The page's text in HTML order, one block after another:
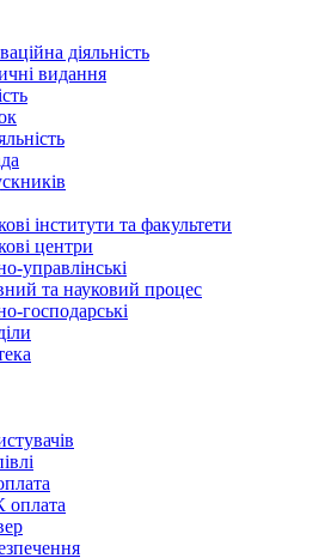
діяльність
видання
інститути та факультети
центри
управлінські
та науковий процес
господарські